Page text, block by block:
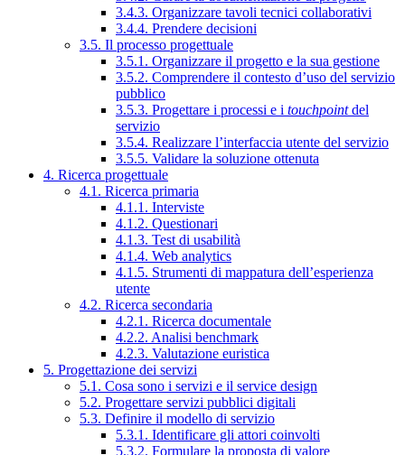
3.4.3. Organizzare tavoli tecnici collaborativi
3.4.4. Prendere decisioni
3.5. Il processo progettuale
3.5.1. Organizzare il progetto e la sua gestione
3.5.2. Comprendere il contesto d’uso del servizio
pubblico
3.5.3. Progettare i processi e i touchpointdel
servizio
3.5.4. Realizzare l’interfaccia utente del servizio
3.5.5. Validare la soluzione ottenuta
4. Ricerca progettuale
4.1. Ricerca primaria
4.1.1. Interviste
4.1.2. Questionari
4.1.3. Test di usabilità
4.1.4. Web analytics
4.1.5. Strumenti di mappatura dell’esperienza
utente
4.2. Ricerca secondaria
4.2.1. Ricerca documentale
4.2.2. Analisi benchmark
4.2.3. Valutazione euristica
5. Progettazione dei servizi
5.1. Cosa sono i servizi e il service design
5.2. Progettare servizi pubblici digitali
5.3. Definire il modello di servizio
5.3.1. Identificare gli attori coinvolti
5.3.2. Formulare la proposta di valore